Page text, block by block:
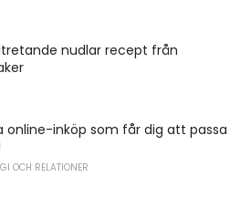
nudlar recept från
online-inköp som får dig att passa
OCH RELATIONER